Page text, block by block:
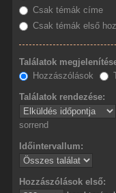
Csak témák címe
Csak témák első
Találatok
Hozzászólások
Találatok rendezése:
sorrend
Időintervallum:
Hozzászólások első: